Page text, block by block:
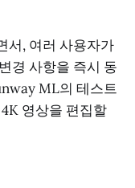
서, 여러 사용자가
경 사항을 즉시 동
ML의 테스트
영상을 편집할